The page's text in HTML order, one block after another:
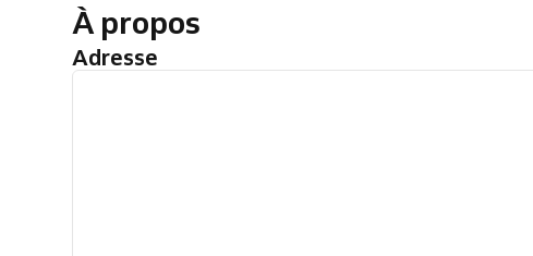
À propos
Adresse